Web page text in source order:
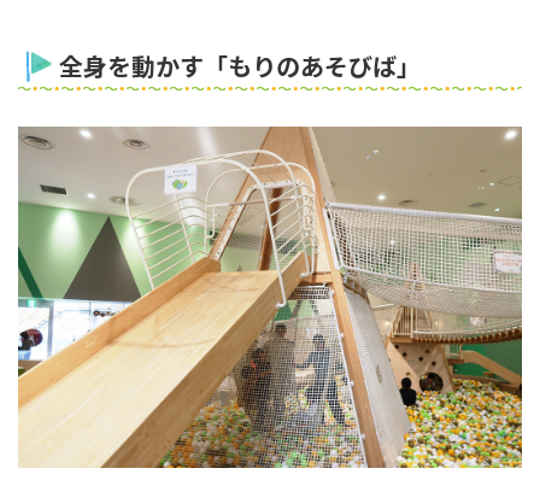
全身を動かす「もりのあそびば」